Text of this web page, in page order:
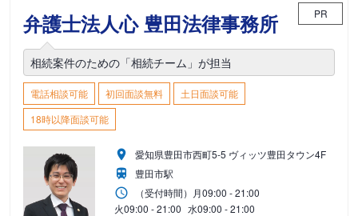
弁護士法人心 豊田法律事務所 PR
相続案件のための「相続チーム」が担当
電話相談可能 初回面談無料
土日面談可能
18時以降面談可能
愛知県豊田市西町5-5 ヴィッツ豊田タウン4F
豊田市駅
（受付時間） 月09:00 - 21:00
火09:00 - 21:00 水09:00 - 21:00